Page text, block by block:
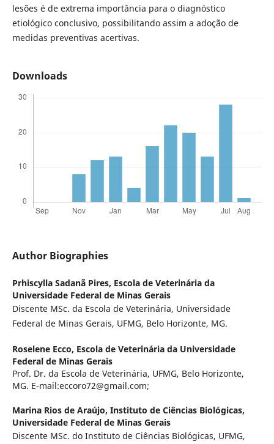
lesões é de extrema importância para o diagnóstico
etiológico conclusivo, possibilitando assim a adoção de
medidas preventivas acertivas.
Downloads
Author Biographies
Prhiscylla Sadanã Pires, Escola de Veterinária da
Universidade Federal de Minas Gerais
Discente MSc. da Escola de Veterinária, Universidade
Federal de Minas Gerais, UFMG, Belo Horizonte, MG.
Roselene Ecco, Escola de Veterinária da Universidade
Federal de Minas Gerais
Prof. Dr. da Escola de Veterinária, UFMG, Belo Horizonte,
MG. E-mail:eccoro72@gmail.com;
Marina Rios de Araújo, Instituto de Ciências Biológicas,
Universidade Federal de Minas Gerais
Discente MSc. do Instituto de Ciências Biológicas, UFMG,